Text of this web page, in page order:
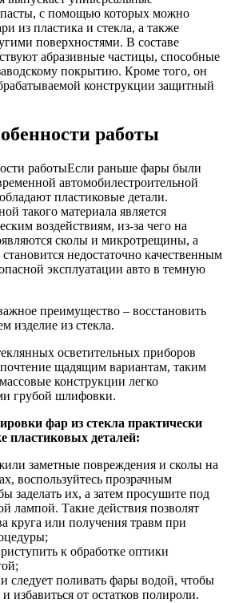
с помощью которых можно
из пластика и стекла, а также
поверхностями. В составе
абразивные частицы, способные
покрытию. Кроме того, он
конструкции защитный
работы
Если раньше фары были
автомобилестроительной
пластиковые детали.
такого материала является
воздействиям, из-за чего на
сколы и микротрещины, а
недостаточно качественным
эксплуатации авто в темную
преимущество – восстановить
изделие из стекла.
осветительных приборов
щадящим вариантам, таким
конструкции легко
грубой шлифовки.
фар из стекла практически
пластиковых деталей:
заметные повреждения и сколы на
воспользуйтесь прозрачным
заделать их, а затем просушите под
лампой. Такие действия позволят
круга или получения травм при
к обработке оптики
следует поливать фары водой, чтобы
избавиться от остатков полироли.